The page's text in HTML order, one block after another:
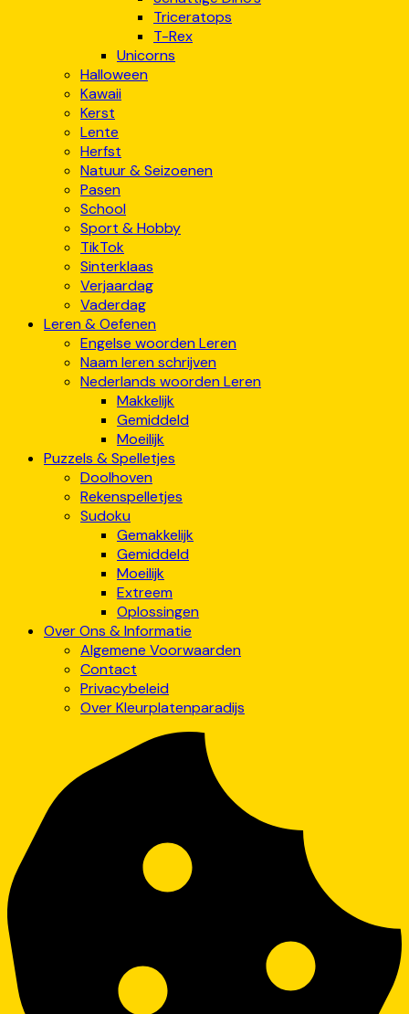
Triceratops
T-Rex
Unicorns
Halloween
Kawaii
Kerst
Lente
Herfst
Natuur & Seizoenen
Pasen
School
Sport & Hobby
TikTok
Sinterklaas
Verjaardag
Vaderdag
Leren & Oefenen
Engelse woorden Leren
Naam leren schrijven
Nederlands woorden Leren
Makkelijk
Gemiddeld
Moeilijk
Puzzels & Spelletjes
Doolhoven
Rekenspelletjes
Sudoku
Gemakkelijk
Gemiddeld
Moeilijk
Extreem
Oplossingen
Over Ons & Informatie
Algemene Voorwaarden
Contact
Privacybeleid
Over Kleurplatenparadijs